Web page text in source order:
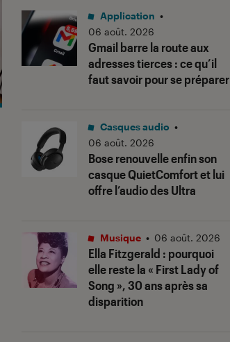
Gmail barre la route aux
adresses tierces : ce qu’il
faut savoir pour se préparer
Application •
06 août. 2026
Bose renouvelle enfin son
casque QuietComfort et lui
offre l’audio des Ultra
Casques audio •
06 août. 2026
Ella Fitzgerald : pourquoi
elle reste la « First Lady of
Song », 30 ans après sa
disparition
Musique • 06 août. 2026